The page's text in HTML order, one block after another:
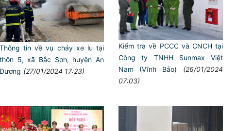
Thông tin về vụ cháy xe lu tại
thôn 5, xã Bắc Sơn, huyện An
Dương (27/01/2024 17:23)
Kiểm tra về PCCC và CNCH tại
Công ty TNHH Sunmax Việt
Nam (Vĩnh Bảo)
(26/01/2024
07:03)